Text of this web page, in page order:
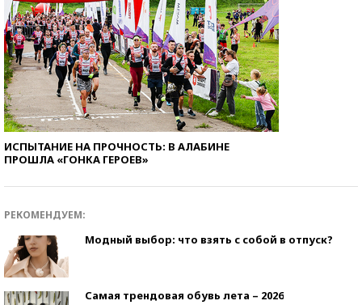
ИСПЫТАНИЕ НА ПРОЧНОСТЬ: В АЛАБИНЕ
ПРОШЛА «ГОНКА ГЕРОЕВ»
РЕКОМЕНДУЕМ:
Модный выбор: что взять с собой в отпуск?
Самая трендовая обувь лета – 2026